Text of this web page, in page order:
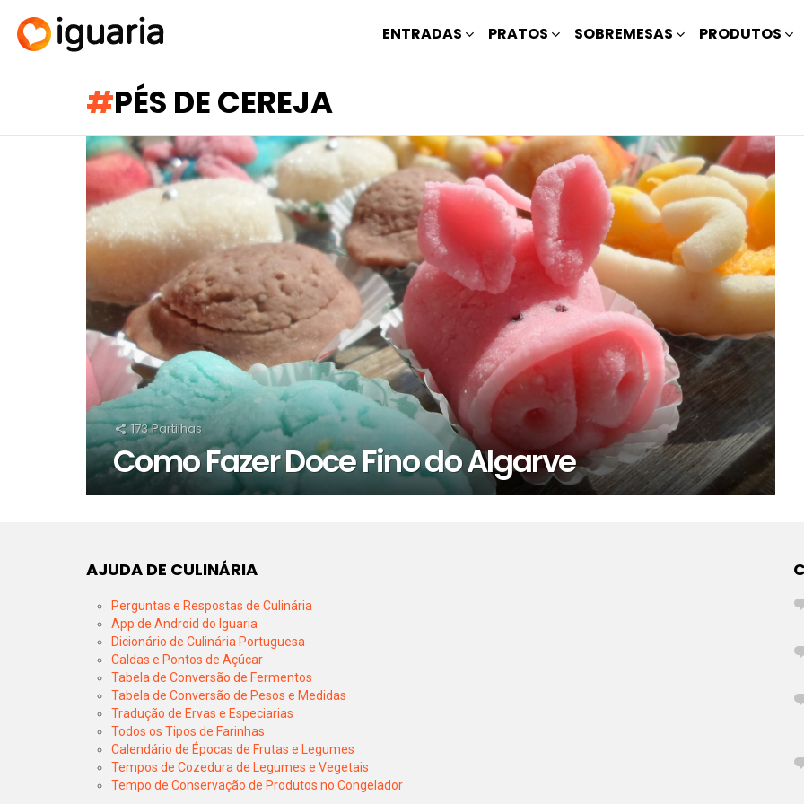
ENTRADAS PRATOS SOBREMESAS PRODUTOS
PÉS DE CEREJA
RECOMENDADOS
173 Partilhas
Como Fazer Doce Fino do Algarve
AJUDA DE CULINÁRIA
Perguntas e Respostas de Culinária
App de Android do Iguaria
Dicionário de Culinária Portuguesa
Caldas e Pontos de Açúcar
Tabela de Conversão de Fermentos
Tabela de Conversão de Pesos e Medidas
Tradução de Ervas e Especiarias
Todos os Tipos de Farinhas
Calendário de Épocas de Frutas e Legumes
Tempos de Cozedura de Legumes e Vegetais
Tempo de Conservação de Produtos no Congelador